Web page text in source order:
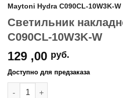
Maytoni Hydra C090CL-10W3K-W
Светильник
C090CL-10W3K-W
129 ,00 руб.
Доступно для предзаказа
Количество товара